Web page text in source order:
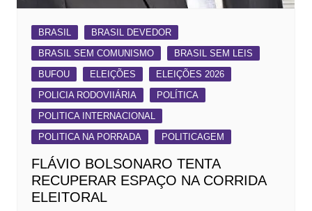
BRASIL
BRASIL DEVEDOR
BRASIL SEM COMUNISMO
BRASIL SEM LEIS
BUFOU
ELEIÇÕES
ELEIÇÕES 2026
POLICIA RODOVIIÁRIA
POLÍTICA
POLITICA INTERNACIONAL
POLITICA NA PORRADA
POLITICAGEM
FLÁVIO BOLSONARO TENTA
RECUPERAR ESPAÇO NA CORRIDA
ELEITORAL